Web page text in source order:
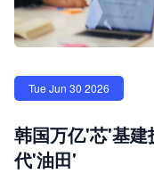
Tue Jun 30 2026
韩国万亿'芯'基
代'油田'